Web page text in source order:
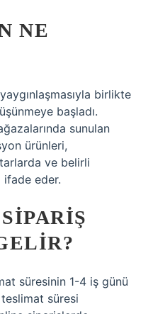
NE
birlikte
başladı.
sunulan
ürünleri,
ve belirli
ifade eder.
süresinin 1-4 iş günü
süresi